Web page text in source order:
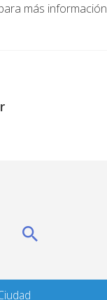
más información